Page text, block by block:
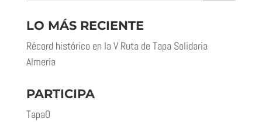
LO MÁS RECIENTE
Récord histórico en la V Ruta de Tapa Solidaria
Almería
PARTICIPA
Tapa0